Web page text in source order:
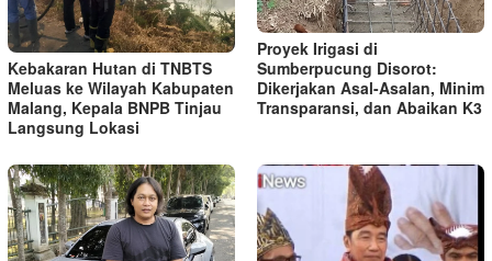
Kebakaran Hutan di TNBTS
Meluas ke Wilayah Kabupaten
Malang, Kepala BNPB Tinjau
Langsung Lokasi
Proyek Irigasi di
Sumberpucung Disorot:
Dikerjakan Asal-Asalan, Minim
Transparansi, dan Abaikan K3